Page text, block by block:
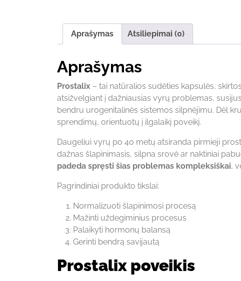
Aprašymas Atsiliepimai (0)
Aprašymas
Prostalix – tai natūralios sudėties kapsulės,
atsižvelgiant į dažniausias vyrų problemas,
bendru urogenitalinės sistemos silpnėjimu. Dėl
sprendimų, orientuotų į ilgalaikį poveikį.
Daugeliui vyrų po 40 metų atsiranda pirmieji
dažnas šlapinimasis, silpna srovė ar naktiniai
padeda spręsti šias problemas kompleksiškai,
Pagrindiniai produkto tikslai:
Normalizuoti šlapinimosi procesą
Mažinti uždegiminius procesus
Palaikyti hormonų balansą
Gerinti bendrą savijautą
Prostalix poveikis